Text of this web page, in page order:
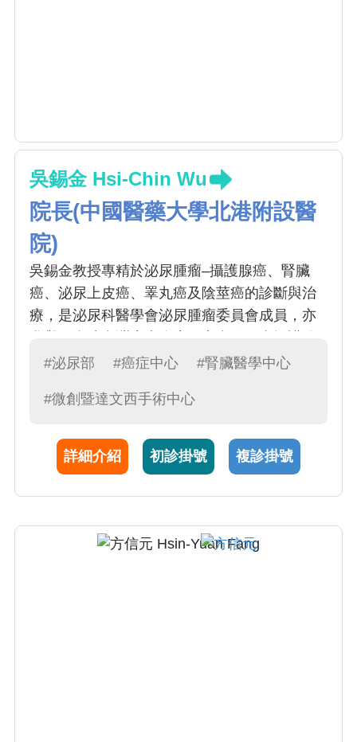
吳錫金 Hsi-Chin Wu
院長(中國醫藥大學北港附設醫
院)
吳錫金教授專精於泌尿腫瘤–攝護腺癌、腎臟
癌、泌尿上皮癌、睪丸癌及陰莖癌的診斷與治
療，是泌尿科醫學會泌尿腫瘤委員會成員，亦
癌臨床指引編撰。於 2008 及 2012 分別前往加
Celebration 醫院進修機器手臂手術；亦專精於
療 (HIFU)，提供病人個人化的治療
#泌尿部 #癌症中心 #腎臟醫學中心
#微創暨達文西手術中心
詳細介紹 初診掛號 複診掛號